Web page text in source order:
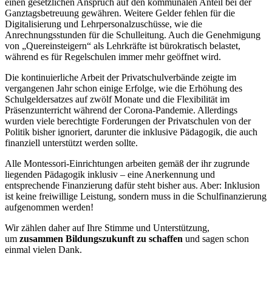
Ganztagsbetreuung gewähren. Weitere Gelder fehlen für die
Digitalisierung und Lehrpersonalzuschüsse, wie die
Anrechnungsstunden für die Schulleitung. Auch die Genehmigung
von „Quereinsteigern“ als Lehrkräfte ist bürokratisch belastet,
während es für Regelschulen immer mehr geöffnet wird.
Die kontinuierliche Arbeit der Privatschulverbände zeigte im
vergangenen Jahr schon einige Erfolge, wie die Erhöhung des
Schulgeldersatzes auf zwölf Monate und die Flexibilität im
Präsenzunterricht während der Corona-Pandemie. Allerdings
wurden viele berechtigte Forderungen der Privatschulen von der
Politik bisher ignoriert, darunter die inklusive Pädagogik, die auch
finanziell unterstützt werden sollte.
Alle Montessori-Einrichtungen arbeiten gemäß der ihr zugrunde
liegenden Pädagogik inklusiv – eine Anerkennung und
entsprechende Finanzierung dafür steht bisher aus. Aber: Inklusion
ist keine freiwillige Leistung, sondern muss in die Schulfinanzierung
aufgenommen werden!
Wir zählen daher auf Ihre Stimme und Unterstützung,
um zusammen Bildungszukunft zu schaffen und sagen schon
einmal vielen Dank.